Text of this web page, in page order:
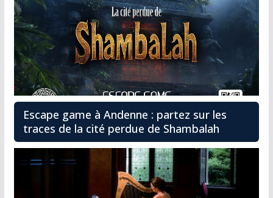
Escape game à Andenne : partez sur les
traces de la cité perdue de Shambalah